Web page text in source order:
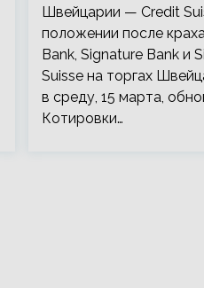
Швейцарии — Credit
положении после
Bank, Signature Bank и
Suisse на торгах
в среду, 15 марта,
Котировки…